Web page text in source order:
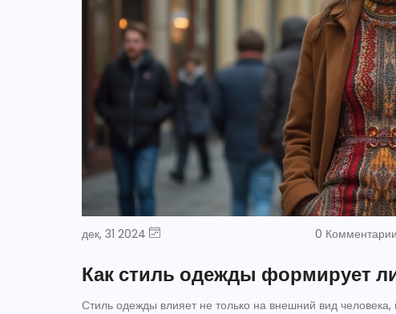
дек, 31 2024 0 Комментарии
Как стиль одежды формирует
Стиль одежды влияет не только на внешний вид